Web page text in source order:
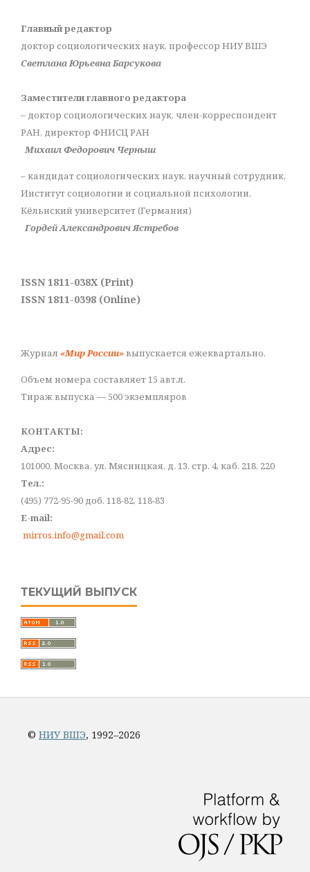
Главный редактор
доктор социологических наук, профессор НИУ ВШЭ
Светлана Юрьевна Барсукова
Заместители главного редактора
– доктор социологических наук, член-корреспондент
РАН, директор ФНИСЦ РАН
Михаил Федорович Черныш
– кандидат социологических наук, научный сотрудник,
Институт социологии и социальной психологии,
Кёльнский университет (Германия)
Гордей Александрович Ястребов
ISSN 1811-038X (Print)
ISSN 1811-0398 (Online)
Журнал «Мир России»выпускается ежеквартально.
Объем номера составляет 15 авт.л.
Тираж выпуска — 500 экземпляров
КОНТАКТЫ:
Адрес:
101000, Москва, ул. Мясницкая, д. 13, стр. 4, каб. 218, 220
Тел.:
(495) 772-95-90 доб. 118-82, 118-83
E-mail:
mirros.info@gmail.com
ТЕКУЩИЙ ВЫПУСК
© НИУ ВШЭ, 1992–2026